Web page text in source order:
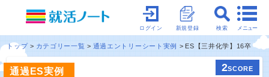
メニュー
検索
新規登録
ログイン
トップ カテゴリー一覧 通過エントリーシート実例 ES【三井化学】16卒
通過ES実例 2SCORE